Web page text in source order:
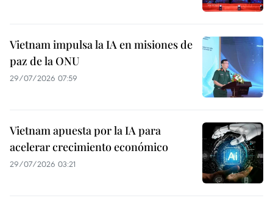
Vietnam impulsa la IA en misiones de
paz de la ONU
29/07/2026 07:59
Vietnam apuesta por la IA para
acelerar crecimiento económico
29/07/2026 03:21